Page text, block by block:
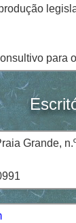
para
Grande,